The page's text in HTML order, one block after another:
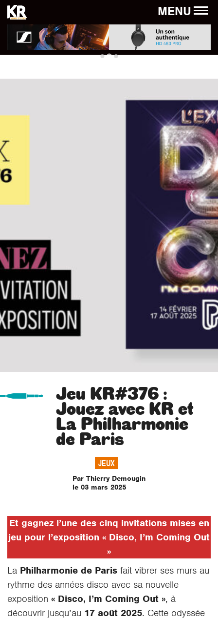
MENU
Jeu KR#376 :
Jouez avec KR et
La Philharmonie
de Paris
JEUX
Par Thierry Demougin
le 03 mars 2025
Et gagnez l’une des cinq invitations mises en
jeu pour l’exposition « Disco, I’m Coming Out
»
La Philharmonie de Paris fait vibrer ses murs au
rythme des années disco avec sa nouvelle
exposition « Disco, I’m Coming Out », à
découvrir jusqu’au 17 août 2025. Cette odyssée
Panneau de gestion des cookies